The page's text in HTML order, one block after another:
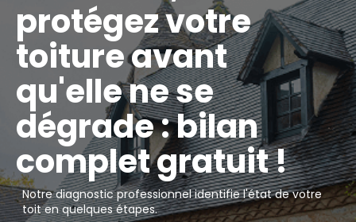
protégez votre
toiture avant
qu'elle ne se
dégrade : bilan
complet gratuit !
Notre diagnostic professionnel identifie l'état de votre
toit en quelques étapes.